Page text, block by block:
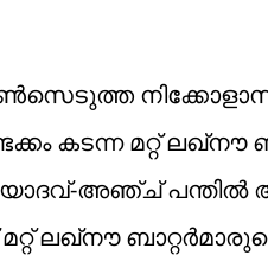
കടന്ന മറ്റ് ലഖ്‌നൗ
യാദവ്-അഞ്ച്
മറ്റ് ലഖ്‌നൗ